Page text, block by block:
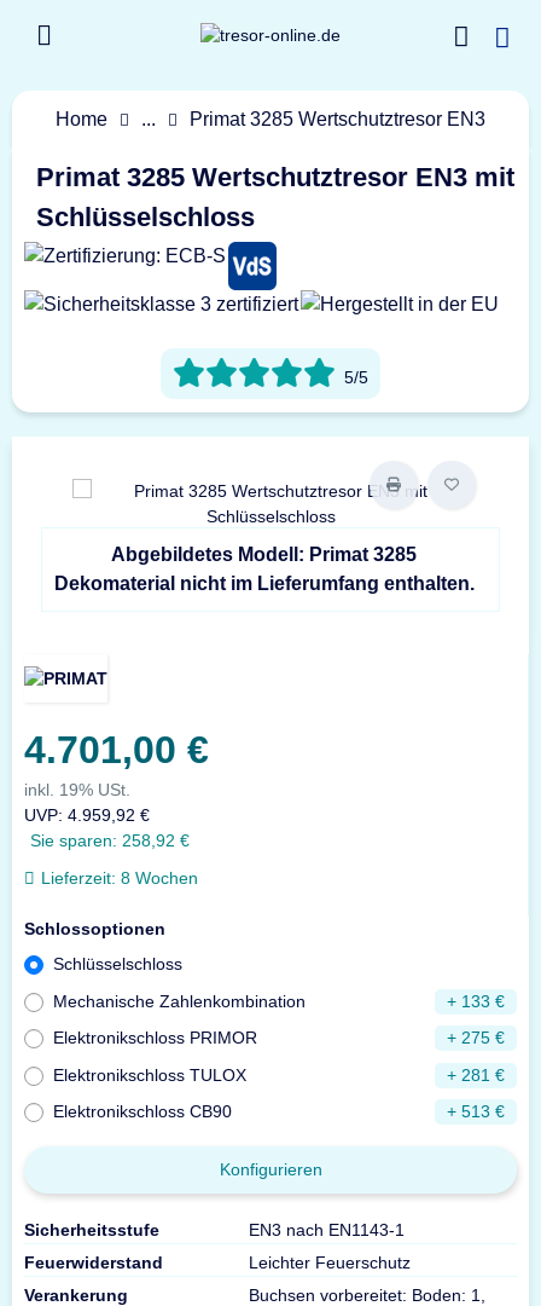
Home ... Primat 3285 Wertschutztresor EN3
Primat 3285 Wertschutztresor EN3 mit
Schlüsselschloss
5/5
Abgebildetes Modell: Primat 3285
Dekomaterial nicht im Lieferumfang enthalten.
4.701,00 €
inkl. 19% USt.
UVP: 4.959,92 €
Sie sparen: 258,92 €
Lieferzeit: 8 Wochen
Schlossoptionen
Schlüsselschloss
Mechanische Zahlenkombination
+ 133 €
Elektronikschloss PRIMOR
+ 275 €
Elektronikschloss TULOX
+ 281 €
Elektronikschloss CB90
+ 513 €
Konfigurieren
Sicherheitsstufe
EN3 nach EN1143-1
Feuerwiderstand
Leichter Feuerschutz
Verankerung
Buchsen vorbereitet: Boden: 1,